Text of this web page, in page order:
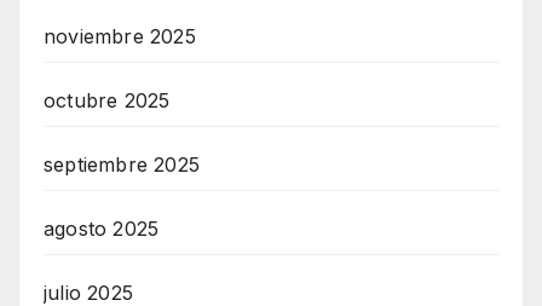
noviembre 2025
octubre 2025
septiembre 2025
agosto 2025
julio 2025